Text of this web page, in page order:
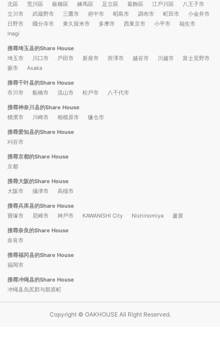
北區
荒川區 板橋區 練馬區 足立區 葛飾區 江戶川區
八王子市
立川市
武蔵野市 三鷹市 府中市 昭島市 調布市 町田市
小金井市
日野市
國分寺市 東久留米市 多摩市 西東京市 小平市
福生市
Inagi
搜尋埼玉县的Share House
埼玉市
川口市 戶田市 新座市 所澤市 越谷市 川越市
富士見野市
蕨市
Asaka
搜尋千叶县的Share House
市川市
船橋市 流山市 松戶市 八千代市
搜尋神奈川县的Share House
橫濱市
川崎市 相模原市 镰仓市
搜尋爱知县的Share House
刈谷市
搜尋京都的Share House
京都
搜尋大阪的Share House
大阪市
攝津市 高槻市
搜尋兵库县的Share House
寶塚市
尼崎市 神戶市 KAWANISHI City Nishinomiya 蘆屋
搜尋奈良的Share House
奈良市
搜尋福冈县的Share House
福岡市
搜尋冲绳县的Share House
冲绳县岛尻郡与那原町
Copyright © OAKHOUSE All Right Reserved.